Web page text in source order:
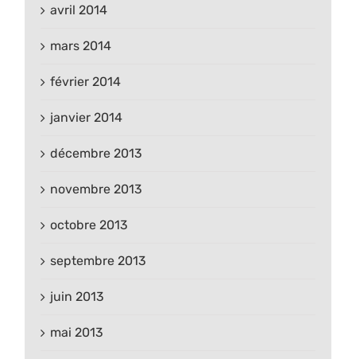
avril 2014
mars 2014
février 2014
janvier 2014
décembre 2013
novembre 2013
octobre 2013
septembre 2013
juin 2013
mai 2013